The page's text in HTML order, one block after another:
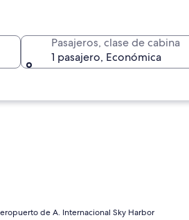
Pasajeros, clase de cabina
1 pasajero, Económica
de A. Internacional Sky Harbor